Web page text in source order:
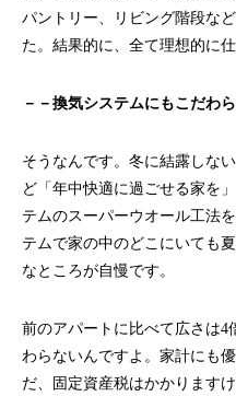
パントリー、リビング階段な
た。結果的に、全て理想的に
－－換気システムにもこだわ
そうなんです。冬に結露しな
ど「年中快適に過ごせる家を
テムのスーパーウオール工法
テムで家の中のどこにいても
なところが自慢です。
前のアパートに比べて広さは
わらないんですよ。家計にも
だ、固定資産税はかかりますけ